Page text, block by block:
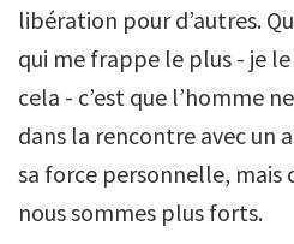
libération pour d’autres.
qui me frappe le plus - je
cela - c’est que l’homme
dans la rencontre avec un
sa force personnelle, mais
nous sommes plus forts.